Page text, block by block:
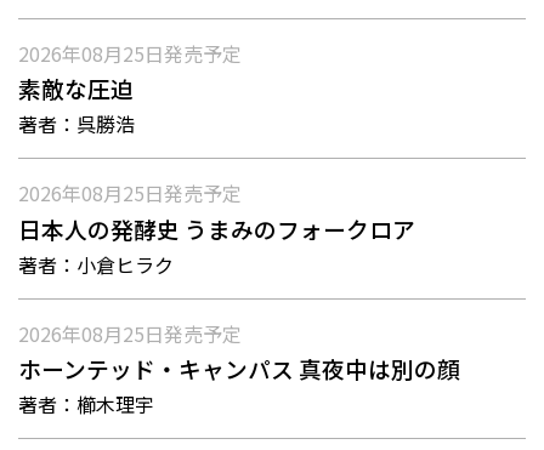
2026年08月25日発売予定
素敵な圧迫
著者： 呉勝浩
2026年08月25日発売予定
日本人の発酵史 うまみのフォークロア
著者： 小倉ヒラク
2026年08月25日発売予定
ホーンテッド・キャンパス 真夜中は別の顔
著者： 櫛木理宇